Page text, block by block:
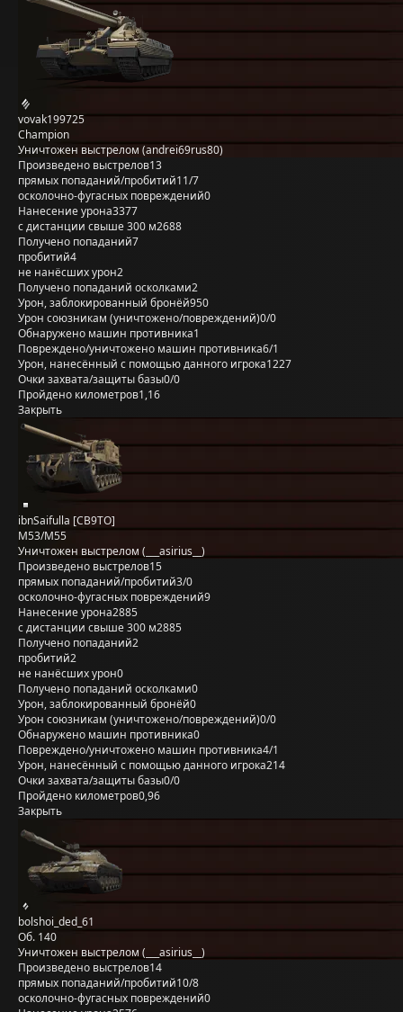
vovak199725
Champion
Уничтожен выстрелом (andrei69rus80)
Произведено выстрелов13
прямых попаданий/пробитий11/7
осколочно-фугасных повреждений0
Нанесение урона3377
с дистанции свыше 300 м2688
Получено попаданий7
пробитий4
не нанёсших урон2
Получено попаданий осколками2
Урон, заблокированный бронёй950
Урон союзникам (уничтожено/повреждений)0/0
Обнаружено машин противника1
Повреждено/уничтожено машин противника6/1
Урон, нанесённый с помощью данного игрока1227
Очки захвата/защиты базы0/0
Пройдено километров1,16
Закрыть
ibnSaifulla [CB9TO]
M53/M55
Уничтожен выстрелом (___asirius__)
Произведено выстрелов15
прямых попаданий/пробитий3/0
осколочно-фугасных повреждений9
Нанесение урона2885
с дистанции свыше 300 м2885
Получено попаданий2
пробитий2
не нанёсших урон0
Получено попаданий осколками0
Урон, заблокированный бронёй0
Урон союзникам (уничтожено/повреждений)0/0
Обнаружено машин противника0
Повреждено/уничтожено машин противника4/1
Урон, нанесённый с помощью данного игрока214
Очки захвата/защиты базы0/0
Пройдено километров0,96
Закрыть
bolshoi_ded_61
Об. 140
Уничтожен выстрелом (___asirius__)
Произведено выстрелов14
прямых попаданий/пробитий10/8
осколочно-фугасных повреждений0